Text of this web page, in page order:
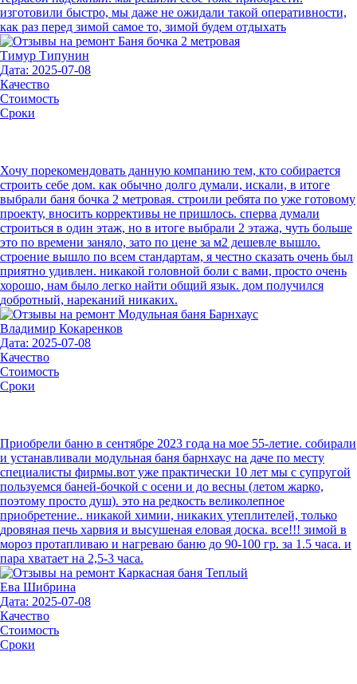
изготовили быстро, мы даже не ожидали такой оперативности,
как раз перед зимой самое то, зимой будем отдыхать
Тимур Типунин
Дата: 2025-07-08
Качество
Стоимость
Сроки
Хочу порекомендовать данную компанию тем, кто собирается
строить себе дом. как обычно долго думали, искали, в итоге
выбрали баня бочка 2 метровая. строили ребята по уже готовому
проекту, вносить коррективы не пришлось. сперва думали
строиться в один этаж, но в итоге выбрали 2 этажа, чуть больше
это по времени заняло, зато по цене за м2 дешевле вышло.
строение вышло по всем стандартам, я честно сказать очень был
приятно удивлен. никакой головной боли с вами, просто очень
хорошо, нам было легко найти общий язык. дом получился
добротный, нареканий никаких.
Владимир Кокаренков
Дата: 2025-07-08
Качество
Стоимость
Сроки
Приобрели баню в сентябре 2023 года на мое 55-летие. собирали
и устанавливали модульная баня барнхаус на даче по месту
специалисты фирмы.вот уже практически 10 лет мы с супругой
пользуемся баней-бочкой с осени и до весны (летом жарко,
поэтому просто душ). это на редкость великолепное
приобретение.. никакой химии, никаких утеплителей, только
дровяная печь харвия и высушеная еловая доска. все!!! зимой в
мороз протапливаю и нагреваю баню до 90-100 гр. за 1.5 часа. и
пара хватает на 2,5-3 часа.
Ева Шибрина
Дата: 2025-07-08
Качество
Стоимость
Сроки